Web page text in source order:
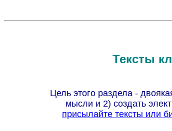
Тексты
Цель этого раздела -
мысли и 2) создать
присылайте тексты или